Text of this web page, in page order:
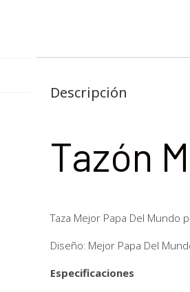
Descripción
Tazón
Taza Mejor Papa Del Mundo
Diseño: Mejor Papa Del
Especificaciones